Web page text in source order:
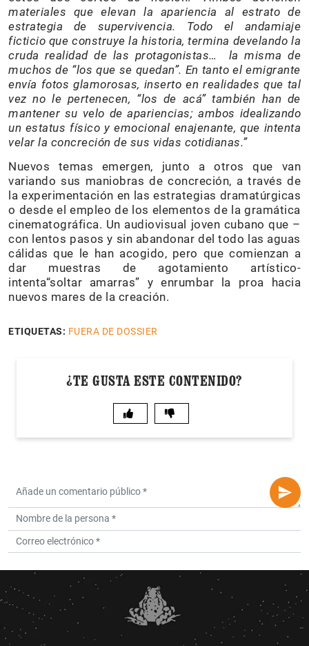
materiales que elevan la apariencia al estrato de
estrategia de supervivencia. Todo el andamiaje
ficticio que construye la historia, termina develando la
cruda realidad de las protagonistas… la misma de
muchos de “los que se quedan”. En tanto el emigrante
envía fotos glamorosas, inserto en realidades que tal
vez no le pertenecen, “los de acá” también han de
mantener su velo de apariencias; ambos idealizando
un estatus físico y emocional enajenante, que intenta
velar la concreción de sus vidas cotidianas.”
Nuevos temas emergen, junto a otros que van
variando sus maniobras de concreción, a través de
la experimentación en las estrategias dramatúrgicas
o desde el empleo de los elementos de la gramática
cinematográfica. Un audiovisual joven cubano que –
con lentos pasos y sin abandonar del todo las aguas
cálidas que le han acogido, pero que comienzan a
dar muestras de agotamiento artístico-
intenta“soltar amarras” y enrumbar la proa hacia
nuevos mares de la creación.
ETIQUETAS: FUERA DE DOSSIER
¿TE GUSTA ESTE CONTENIDO?